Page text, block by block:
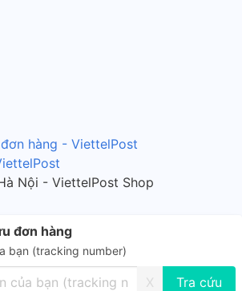
hàng - ViettelPost
Nội - ViettelPost Shop
đơn hàng
bạn (tracking number)
X